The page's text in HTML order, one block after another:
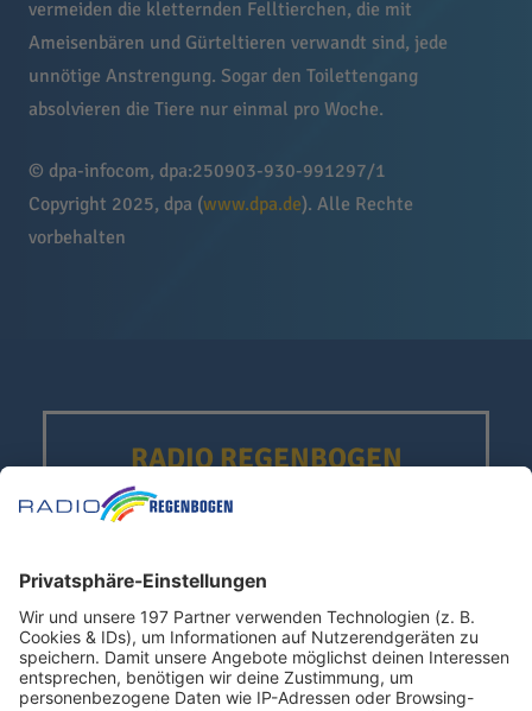
vermeiden die kletternden Felltierchen, die mit
Ameisenbären und Gürteltieren verwandt sind, jede
unnötige Anstrengung. Sogar den Toilettengang
absolvieren die Tiere nur einmal pro Woche.
© dpa-infocom, dpa:250903-930-991297/1
Copyright 2025, dpa (www.dpa.de). Alle Rechte
vorbehalten
RADIO REGENBOGEN